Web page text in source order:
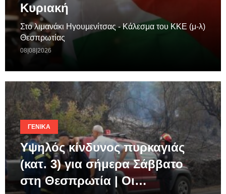
Κυριακή
Στο λιμανάκι Ηγουμενίτσας - Κάλεσμα του ΚΚΕ (μ-λ)
Θεσπρωτίας
08|08|2026
ΓΕΝΙΚΆ
Υψηλός κίνδυνος πυρκαγιάς
(κατ. 3) για σήμερα Σάββατο
στη Θεσπρωτία | Οι…